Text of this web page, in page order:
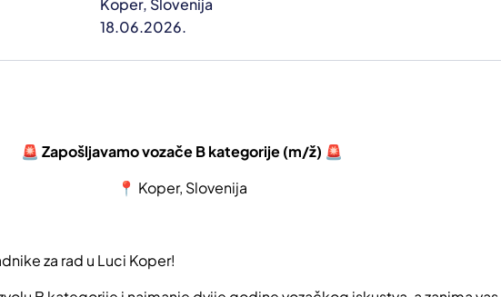
Koper, Slovenija
18.06.2026.
🚨 Zapošljavamo vozače B kategorije (m/ž) 🚨
📍 Koper, Slovenija
za rad u Luci Koper!